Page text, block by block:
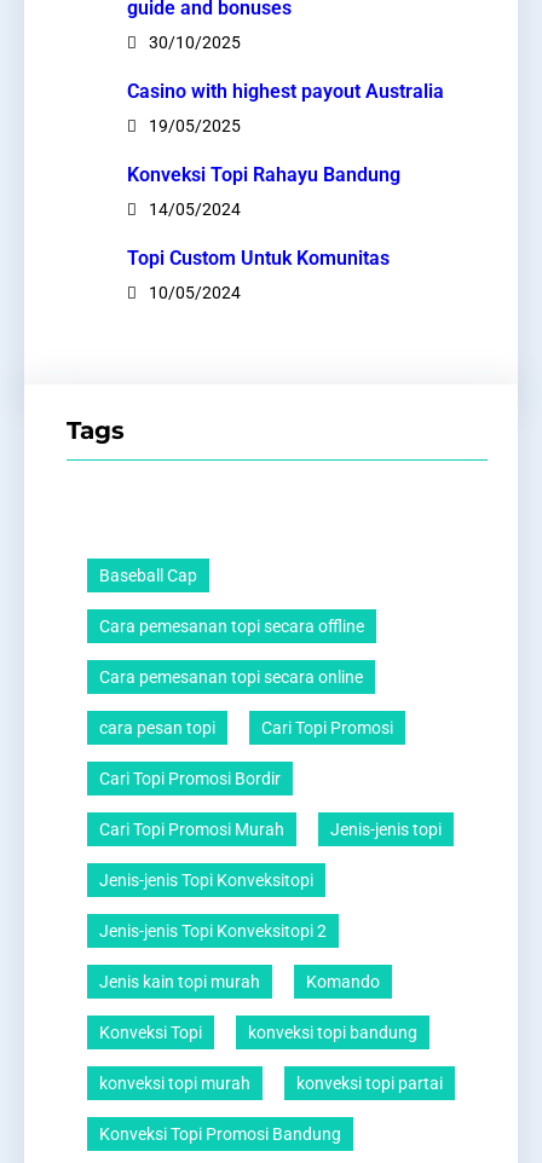
guide and bonuses
30/10/2025
Casino with highest payout Australia
19/05/2025
Konveksi Topi Rahayu Bandung
14/05/2024
Topi Custom Untuk Komunitas
10/05/2024
Tags
Baseball Cap
Cara pemesanan topi secara offline
Cara pemesanan topi secara online
cara pesan topi Cari Topi Promosi
Cari Topi Promosi Bordir
Cari Topi Promosi Murah Jenis-jenis topi
Jenis-jenis Topi Konveksitopi
Jenis-jenis Topi Konveksitopi 2
Jenis kain topi murah Komando
Konveksi Topi konveksi topi bandung
konveksi topi murah konveksi topi partai
Konveksi Topi Promosi Bandung